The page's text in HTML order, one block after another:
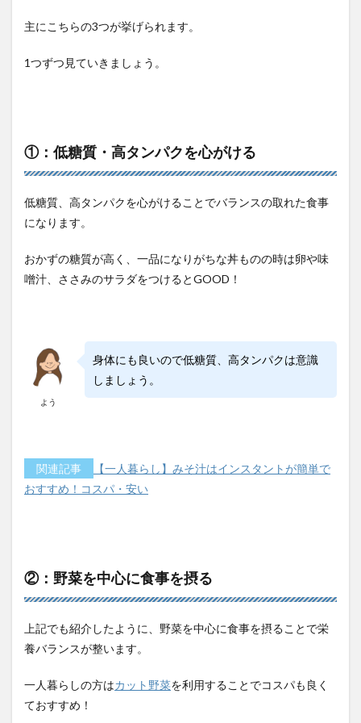
主にこちらの3つが挙げられます。
1つずつ見ていきましょう。
①：低糖質・高タンパクを心がける
低糖質、高タンパクを心がけることでバランスの取れた食事
になります。
おかずの糖質が高く、一品になりがちな丼ものの時は卵や味
噌汁、ささみのサラダをつけるとGOOD！
よう
身体にも良いので低糖質、高タンパクは意識
しましょう。
関連記事
【一人暮らし】みそ汁はインスタントが簡単で
おすすめ！コスパ・安い
②：野菜を中心に食事を摂る
上記でも紹介したように、野菜を中心に食事を摂ることで栄
養バランスが整います。
一人暮らしの方はカット野菜を利用することでコスパも良く
ておすすめ！